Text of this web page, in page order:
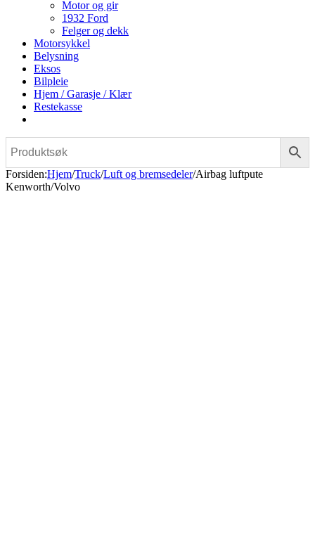
Motor og gir
1932 Ford
Felger og dekk
Motorsykkel
Belysning
Eksos
Bilpleie
Hjem / Garasje / Klær
Restekasse
Forsiden:Hjem/Truck/Luft og bremsedeler/Airbag luftpute
Kenworth/Volvo